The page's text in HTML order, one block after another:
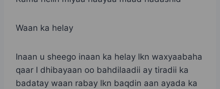
Waan ka helay
Inaan u sheego inaan ka helay lkn waxyaabaha
qaar I dhibayaan oo bahdilaadii ay tiradii ka
badatay waan rabay lkn baqdin aan ayada ka